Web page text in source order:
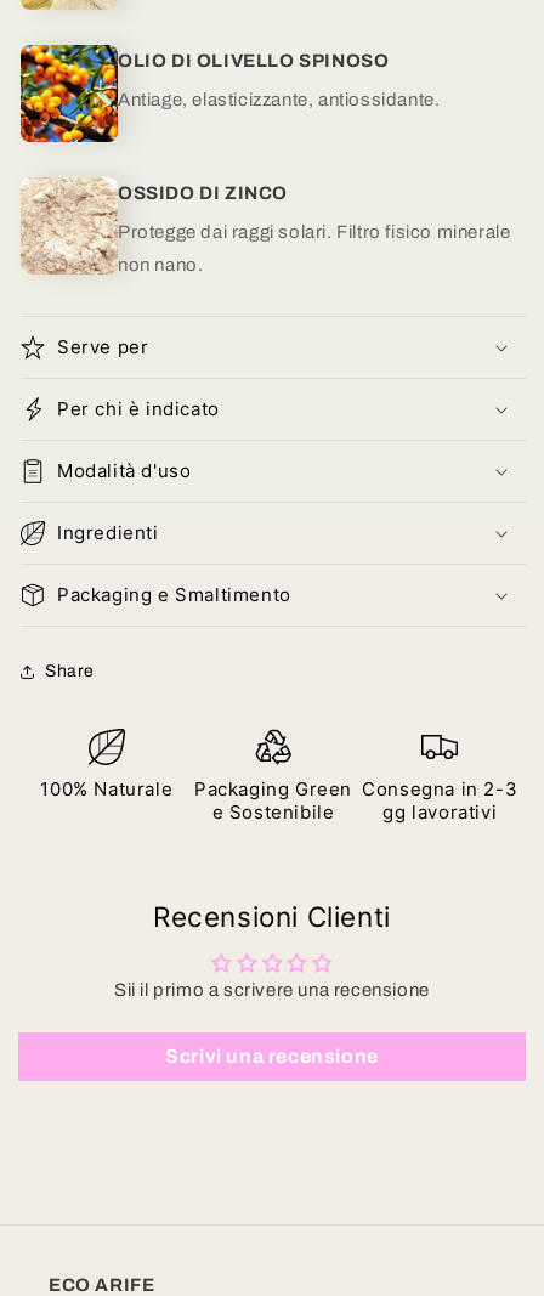
OLIO DI OLIVELLO SPINOSO
Antiage, elasticizzante, antiossidante.
OSSIDO DI ZINCO
Protegge dai raggi solari. Filtro fisico minerale
non nano.
Serve per
Per chi è indicato
Modalità d'uso
Ingredienti
Packaging e Smaltimento
Share
100% Naturale
Packaging Green
e Sostenibile
Consegna in 2-3
gg lavorativi
Recensioni Clienti
Sii il primo a scrivere una recensione
Scrivi una recensione
ECO ARIFE